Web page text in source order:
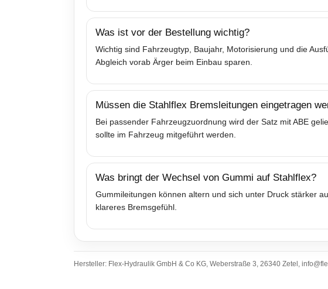
Was ist vor der Bestellung wichtig?
Wichtig sind Fahrzeugtyp, Baujahr, Motorisierung und die
Abgleich vorab Ärger beim Einbau sparen.
Müssen die Stahlflex Bremsleitungen eingetragen
Bei passender Fahrzeugzuordnung wird der Satz mit ABE
sollte im Fahrzeug mitgeführt werden.
Was bringt der Wechsel von Gummi auf Stahlflex?
Gummileitungen können altern und sich unter Druck stärker
klareres Bremsgefühl.
Hersteller: Flex-Hydraulik GmbH & Co KG, Weberstraße 3, 26340 Zetel,